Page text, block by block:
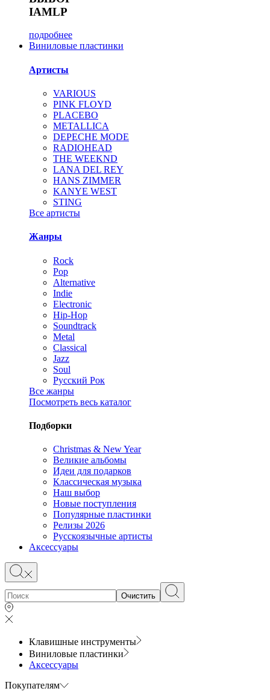
IAMLP
подробнее
Виниловые пластинки
Артисты
VARIOUS
PINK FLOYD
PLACEBO
METALLICA
DEPECHE MODE
RADIOHEAD
THE WEEKND
LANA DEL REY
HANS ZIMMER
KANYE WEST
STING
Все артисты
Жанры
Rock
Pop
Alternative
Indie
Electronic
Hip-Hop
Soundtrack
Metal
Classical
Jazz
Soul
Русский Рок
Все жанры
Посмотреть весь каталог
Подборки
Christmas & New Year
Великие альбомы
Идеи для подарков
Классическая музыка
Наш выбор
Новые поступления
Популярные пластинки
Релизы 2026
Русскоязычные артисты
Аксессуары
Очистить
Клавишные инструменты
Виниловые пластинки
Аксессуары
Покупателям